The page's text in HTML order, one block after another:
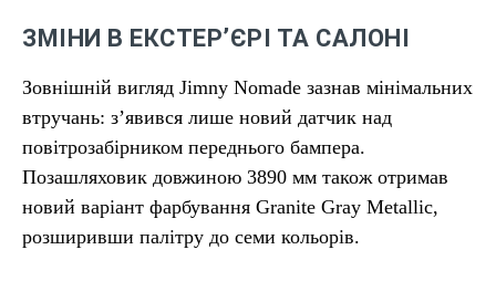
ЗМІНИ В ЕКСТЕР’ЄРІ ТА САЛОНІ
Зовнішній вигляд Jimny Nomade зазнав мінімальних
втручань: з’явився лише новий датчик над
повітрозабірником переднього бампера.
Позашляховик довжиною 3890 мм також отримав
новий варіант фарбування Granite Gray Metallic,
розширивши палітру до семи кольорів.